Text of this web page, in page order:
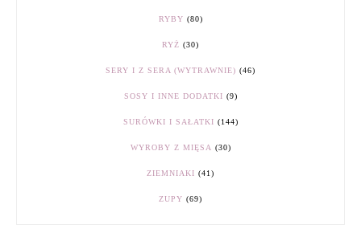
RYBY (80)
RYŻ (30)
SERY I Z SERA (WYTRAWNIE) (46)
SOSY I INNE DODATKI (9)
SURÓWKI I SAŁATKI (144)
WYROBY Z MIĘSA (30)
ZIEMNIAKI (41)
ZUPY (69)